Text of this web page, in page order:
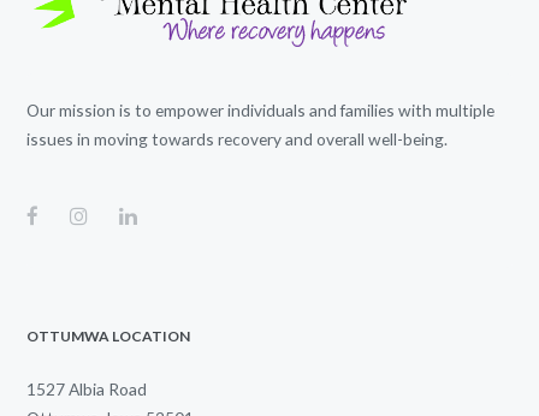
Our mission is to empower individuals and families with multiple
issues in moving towards recovery and overall well-being.
OTTUMWA LOCATION
1527 Albia Road